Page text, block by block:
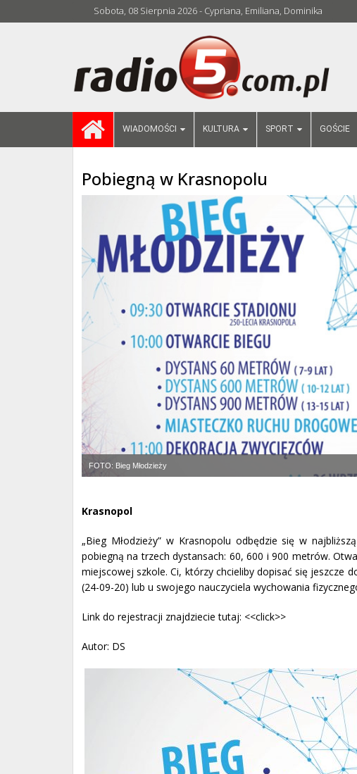
Sobota, 08 Sierpnia 2026 - Cypriana, Emiliana, Dominika
WIADOMOŚCI KULTURA SPORT GOŚCIE
Pobiegną w Krasnopolu
FOTO: Bieg Młodzieży
Krasnopol
„Bieg Młodzieży” w Krasnopolu odbędzie się w
pobiegną na trzech dystansach: 60, 600 i 900 metrów.
miejscowej szkole. Ci, którzy chcieliby dopisać się jeszcze
(24-09-20) lub u swojego nauczyciela wychowania
Link do rejestracji znajdziecie tutaj: <<click>>
Autor: DS